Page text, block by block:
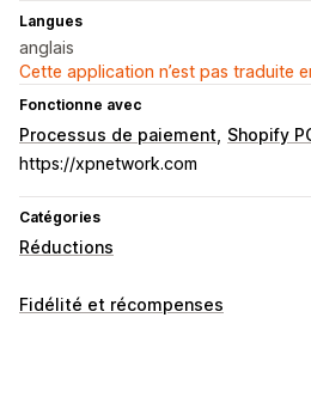
Langues
anglais
Cette application n’est pas traduite
Fonctionne avec
Processus de paiement Shopify
https://xpnetwork.com
Catégories
Réductions
Types de réductions
Fidélité et récompenses